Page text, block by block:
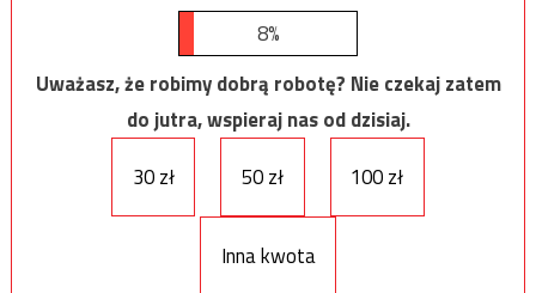
8%
Uważasz, że robimy dobrą robotę? Nie czekaj zatem
do jutra, wspieraj nas od dzisiaj.
30 zł
50 zł 100 zł
Inna kwota